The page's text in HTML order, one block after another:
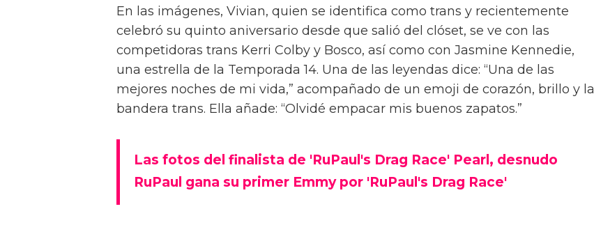
En las imágenes, Vivian, quien se identifica como trans y recientemente
celebró su quinto aniversario desde que salió del clóset, se ve con las
competidoras trans Kerri Colby y Bosco, así como con Jasmine Kennedie,
una estrella de la Temporada 14. Una de las leyendas dice: “Una de las
mejores noches de mi vida,” acompañado de un emoji de corazón, brillo y la
bandera trans. Ella añade: “Olvidé empacar mis buenos zapatos.”
Las fotos del finalista de 'RuPaul's Drag Race' Pearl, desnudo
RuPaul gana su primer Emmy por 'RuPaul's Drag Race'